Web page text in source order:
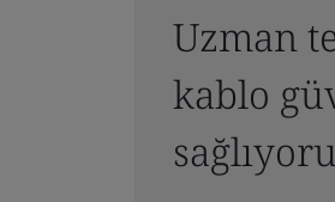
Uzman
kablo